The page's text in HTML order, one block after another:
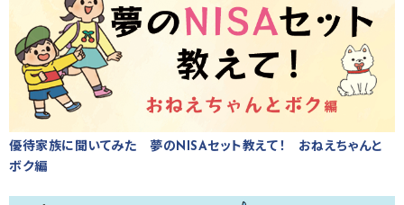
優待家族に聞いてみた 夢のNISAセット教えて！ おねえちゃんと
ボク編